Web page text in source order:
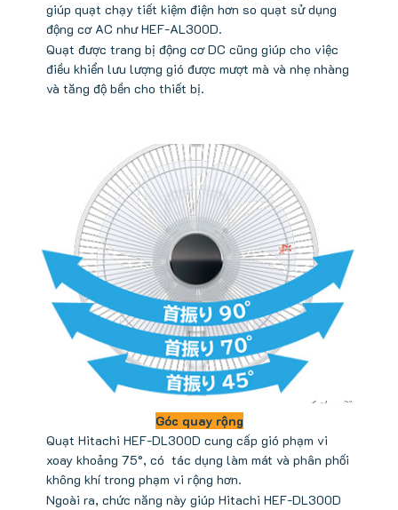
giúp quạt chạy tiết kiệm điện hơn so quạt sử dụng
động cơ AC như HEF-AL300D.
Quạt được trang bị động cơ DC cũng giúp cho việc
điều khiển lưu lượng gió được mượt mà và nhẹ nhàng
và tăng độ bền cho thiết bị.
Góc quay rộng
Quạt Hitachi HEF-DL300D cung cấp gió phạm vi
xoay khoảng 75°, có tác dụng làm mát và phân phối
không khí trong phạm vi rộng hơn.
Ngoài ra, chức năng này giúp Hitachi HEF-DL300D